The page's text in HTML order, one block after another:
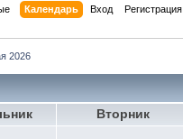
Календарь Вход Регистрация
2026
Вторник